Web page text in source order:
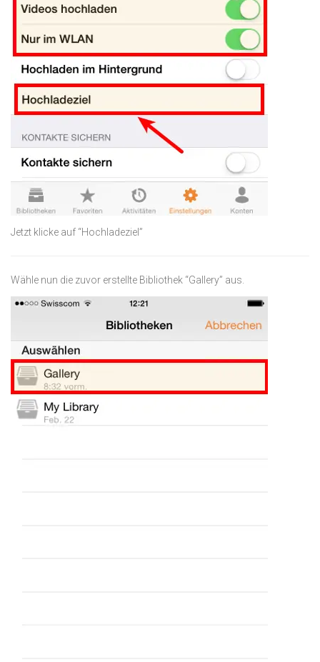
Jetzt klicke auf “Hochladeziel”
Wähle nun die zuvor erstellte Bibliothek “Gallery” aus.